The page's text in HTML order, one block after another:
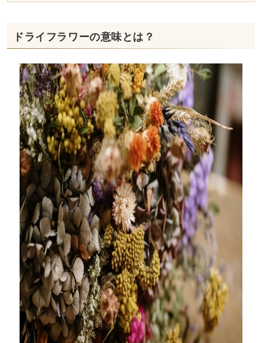
ドライフラワーの意味とは？